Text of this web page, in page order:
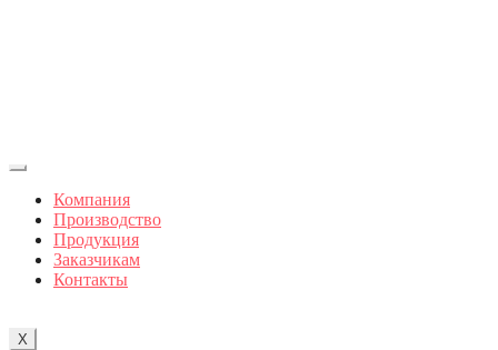
Компания
Производство
Продукция
Заказчикам
Контакты
X